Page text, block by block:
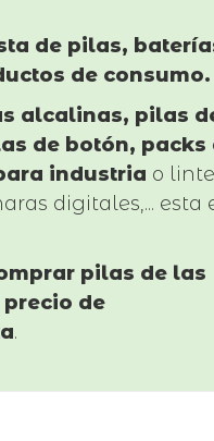
de pilas,
de consumo.
alcalinas, pilas
de botón, packs
industria o
digitales,... esta
pilas de las
de
.